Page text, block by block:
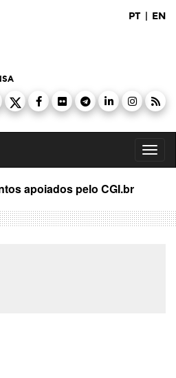
PT | EN
apoiados pelo CGI.br